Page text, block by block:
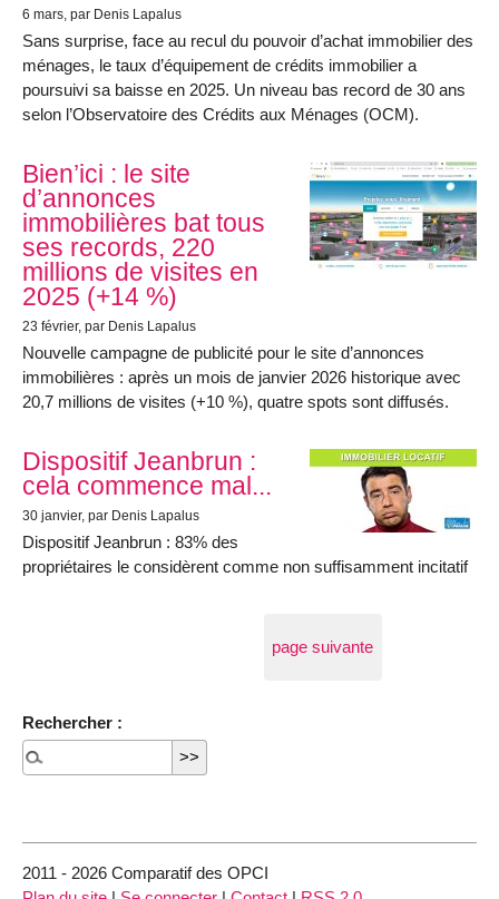
6 mars, par Denis Lapalus
Sans surprise, face au recul du pouvoir d’achat immobilier des
ménages, le taux d’équipement de crédits immobilier a
poursuivi sa baisse en 2025. Un niveau bas record de 30 ans
selon l’Observatoire des Crédits aux Ménages (OCM).
Bien’ici : le site
d’annonces
immobilières bat tous
ses records, 220
millions de visites en
2025 (+14 %)
23 février, par Denis Lapalus
Nouvelle campagne de publicité pour le site d’annonces
immobilières : après un mois de janvier 2026 historique avec
20,7 millions de visites (+10 %), quatre spots sont diffusés.
Dispositif Jeanbrun :
cela commence mal...
30 janvier, par Denis Lapalus
Dispositif Jeanbrun : 83% des
propriétaires le considèrent comme non suffisamment incitatif
page suivante
Rechercher :
2011 - 2026 Comparatif des OPCI